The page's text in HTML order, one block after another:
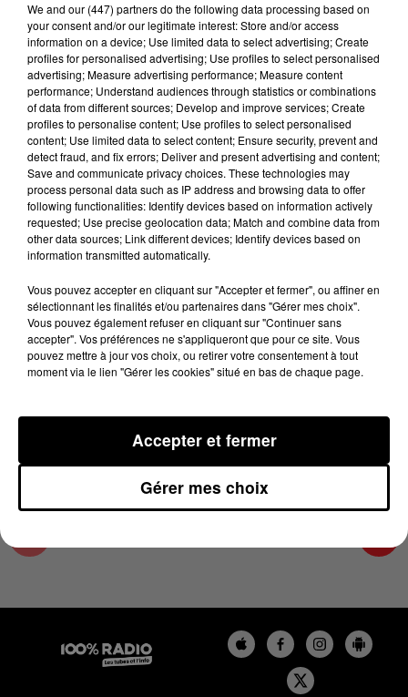
Lecture (2 min 22 sec)
100%
100% Radio les infos de l'Ariege
18 novembre 2024 - 2 min 22 sec
LES INFOS DE L'ARIEGE DU 18/11/2024 À
12H00
Podcasts infos de l'Ariège
We and our (447) partnersdo the following data processing based on
your consent and/or our legitimate interest: Store and/or access
information on a device; Use limited data to select advertising; Create
profiles for personalised advertising; Use profiles to select personalised
advertising; Measure advertising performance; Measure content
performance; Understand audiences through statistics or combinations
of data from different sources; Develop and improve services; Create
profiles to personalise content; Use profiles to select personalised
content; Use limited data to select content; Ensure security, prevent and
detect fraud, and fix errors; Deliver and present advertising and content;
Save and communicate privacy choices. These technologies may
process personal data such as IP address and browsing data to offer
following functionalities: Identify devices based on information actively
requested; Use precise geolocation data; Match and combine data from
other data sources; Link different devices; Identify devices based on
information transmitted automatically.
Vous pouvez accepter en cliquant sur "Accepter et fermer", ou affiner en
sélectionnant les finalités et/ou partenaires dans "Gérer mes choix".
Vous pouvez également refuser en cliquant sur "Continuer sans
accepter". Vos préférences ne s'appliqueront que pour ce site. Vous
pouvez mettre à jour vos choix, ou retirer votre consentement à tout
moment via le lien "Gérer les cookies" situé en bas de chaque page.
Gérer mes choix
Accepter et fermer